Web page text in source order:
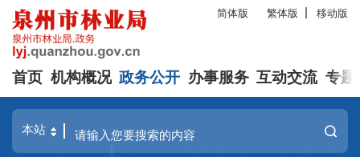
简体版 繁体版 移动版
首页 机构概况 政务公开 办事服务 互动交流 专题